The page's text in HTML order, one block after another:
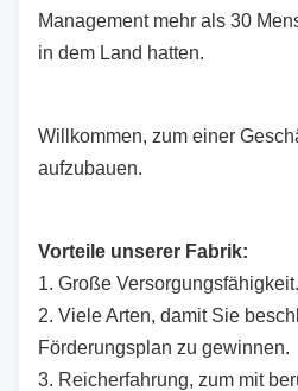
Management mehr als 30
in dem Land hatten.
Willkommen, zum einer
aufzubauen.
Vorteile unserer Fabrik:
1. Große Versorgungsfähigkeit.
2. Viele Arten, damit Sie
Förderungsplan zu gewinnen.
3. Reicherfahrung, zum mit